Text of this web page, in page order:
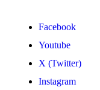
Facebook
Youtube
X (Twitter)
Instagram